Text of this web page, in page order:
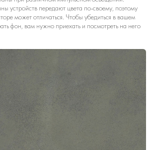
устройств передают цвета по-своему, поэтому
может отличаться. Чтобы убедиться в вашем
фон, вам нужно приехать и посмотреть на него